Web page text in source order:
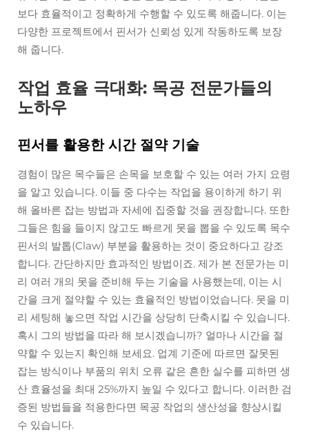
보다 효율적이고 정확하게 수행할 수 있도록 해줍니다. 이는
다양한 프로젝트에서 핀서가 신뢰성 있게 작동하도록 보장
해 줍니다.
작업 효율 극대화: 목공 전문가들의
노하우
핀서를 활용한 시간 절약 기술
경험이 많은 목수들은 손목을 보호할 수 있는 여러 가지 요령
을 알고 있습니다. 이들 중 다수는 작업을 용이하게 하기 위
해 올바른 잡는 방법과 자세에 집중할 것을 권장합니다. 또한
그들은 힘을 들이지 않고도 빠르게 못을 뽑을 수 있도록 목수
핀서의 발톱(Claw) 부분을 활용하는 것이 중요하다고 강조
합니다. 간단하지만 효과적인 방법이죠. 제가 본 전문가는 미
리 여러 개의 못을 준비해 두는 기술을 사용했는데, 이는 시
간을 크게 절약할 수 있는 효율적인 방법이었습니다. 못을 미
리 세팅해 놓으면 작업 시간을 상당히 단축시킬 수 있습니다.
혹시 그의 방법을 따라 해 보시겠습니까? 얼마나 시간을 절
약할 수 있는지 확인해 보세요. 업계 기준에 따르면 잘못된
잡는 방식이나 부품의 위치 오류 같은 흔한 실수를 피하면 생
산 효율성을 최대 25%까지 높일 수 있다고 합니다. 이러한 검
증된 방법들을 적용한다면 목공 작업의 생산성을 향상시킬
수 있습니다.